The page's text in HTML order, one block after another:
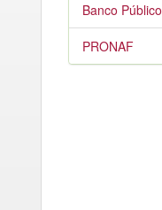
Banco Público
PRONAF